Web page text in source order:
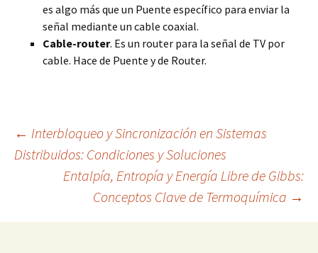
es algo más que un Puente específico para enviar la
señal mediante un cable coaxial.
Cable-router. Es un router para la señal de TV por
cable. Hace de Puente y de Router.
Navegación
entradas
← Interbloqueo y Sincronización en Sistemas
Distribuidos: Condiciones y Soluciones
Entalpía, Entropía y Energía Libre de Gibbs:
Conceptos Clave de Termoquímica →